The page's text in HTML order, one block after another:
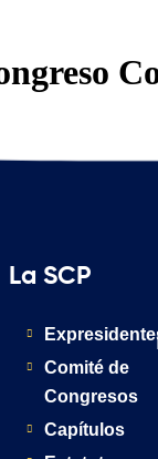
La SCP
Comité de
Congresos
Capítulos